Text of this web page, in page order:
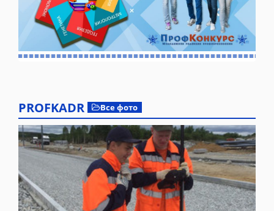
PROFKADR Все фото